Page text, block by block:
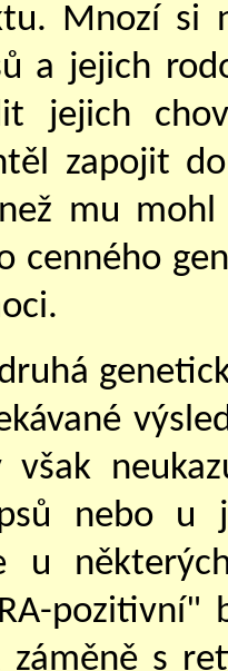
Mnozí si
a jejich
jejich
zapojit
mu
cenného
však
nebo u
u
pozitivní"
s